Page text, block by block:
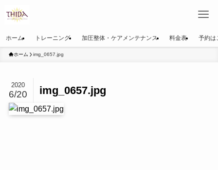
ホーム トレーニング 加圧整体・ケアメンテナンス 料金表 予約は
ホーム img_0657.jpg
img_0657.jpg
2020
6/20